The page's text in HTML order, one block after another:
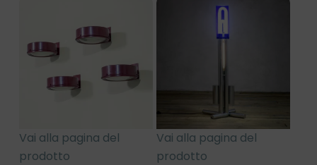
Vai alla pagina del
prodotto
Vai alla pagina del
prodotto